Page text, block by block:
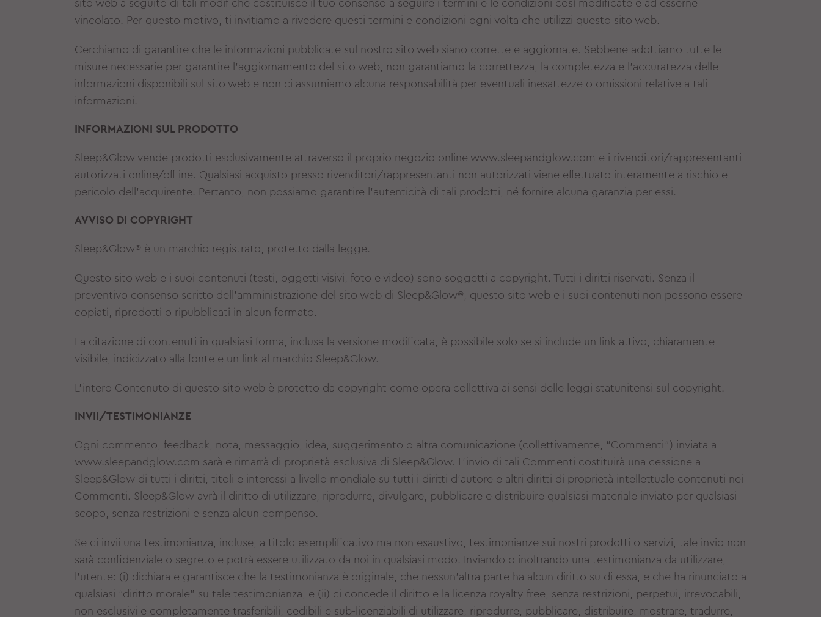
sito web a seguito di tali modifiche costituisce il tuo consenso a seguire i termini e le condizioni così modificate e ad esserne
vincolato. Per questo motivo, ti invitiamo a rivedere questi termini e condizioni ogni volta che utilizzi questo sito web.
Cerchiamo di garantire che le informazioni pubblicate sul nostro sito web siano corrette e aggiornate. Sebbene adottiamo tutte le
misure necessarie per garantire l'aggiornamento del sito web, non garantiamo la correttezza, la completezza e l'accuratezza delle
informazioni disponibili sul sito web e non ci assumiamo alcuna responsabilità per eventuali inesattezze o omissioni relative a tali
informazioni.
INFORMAZIONI SUL PRODOTTO
Sleep&Glow vende prodotti esclusivamente attraverso il proprio negozio online www.sleepandglow.com e i rivenditori/rappresentanti
autorizzati online/offline. Qualsiasi acquisto presso rivenditori/rappresentanti non autorizzati viene effettuato interamente a rischio e
pericolo dell'acquirente. Pertanto, non possiamo garantire l'autenticità di tali prodotti, né fornire alcuna garanzia per essi.
AVVISO DI COPYRIGHT
Sleep&Glow® è un marchio registrato, protetto dalla legge.
Questo sito web e i suoi contenuti (testi, oggetti visivi, foto e video) sono soggetti a copyright. Tutti i diritti riservati. Senza il
preventivo consenso scritto dell'amministrazione del sito web di Sleep&Glow®, questo sito web e i suoi contenuti non possono essere
copiati, riprodotti o ripubblicati in alcun formato.
La citazione di contenuti in qualsiasi forma, inclusa la versione modificata, è possibile solo se si include un link attivo, chiaramente
visibile, indicizzato alla fonte e un link al marchio Sleep&Glow.
L'intero Contenuto di questo sito web è protetto da copyright come opera collettiva ai sensi delle leggi statunitensi sul copyright.
INVII/TESTIMONIANZE
Ogni commento, feedback, nota, messaggio, idea, suggerimento o altra comunicazione (collettivamente, “Commenti”) inviata a
www.sleepandglow.com sarà e rimarrà di proprietà esclusiva di Sleep&Glow. L'invio di tali Commenti costituirà una cessione a
Sleep&Glow di tutti i diritti, titoli e interessi a livello mondiale su tutti i diritti d'autore e altri diritti di proprietà intellettuale contenuti nei
Commenti. Sleep&Glow avrà il diritto di utilizzare, riprodurre, divulgare, pubblicare e distribuire qualsiasi materiale inviato per qualsiasi
scopo, senza restrizioni e senza alcun compenso.
Se ci invii una testimonianza, incluse, a titolo esemplificativo ma non esaustivo, testimonianze sui nostri prodotti o servizi, tale invio non
sarà confidenziale o segreto e potrà essere utilizzato da noi in qualsiasi modo. Inviando o inoltrando una testimonianza da utilizzare,
l'utente: (i) dichiara e garantisce che la testimonianza è originale, che nessun'altra parte ha alcun diritto su di essa, e che ha rinunciato a
qualsiasi “diritto morale” su tale testimonianza, e (ii) ci concede il diritto e la licenza royalty-free, senza restrizioni, perpetui, irrevocabili,
non esclusivi e completamente trasferibili, cedibili e sub-licenziabili di utilizzare, riprodurre, pubblicare, distribuire, mostrare, tradurre,